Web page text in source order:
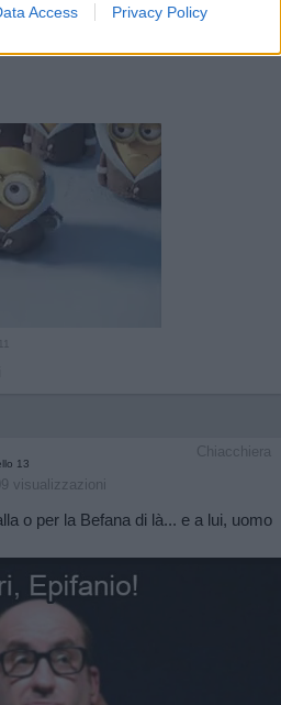
Access Privacy Policy
Chiacchiera
13
visualizzazioni
o per la Befana di là... e a lui, uomo